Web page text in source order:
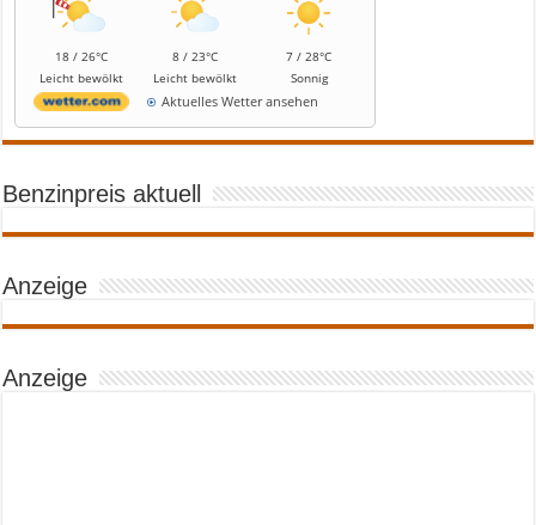
18 / 26°C
Leicht bewölkt
8 / 23°C
Leicht bewölkt
7 / 28°C
Sonnig
Aktuelles Wetter ansehen
Benzinpreis aktuell
Anzeige
Anzeige